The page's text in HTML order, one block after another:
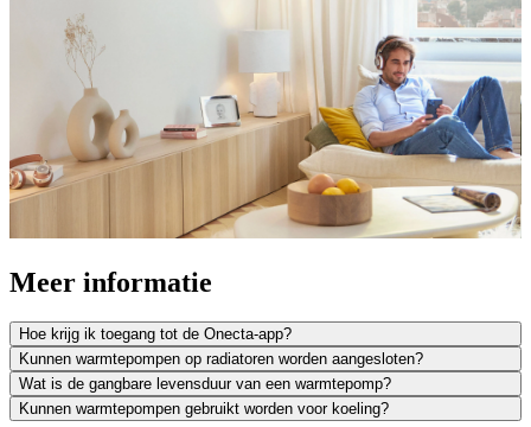
Meer informatie
Hoe krijg ik toegang tot de Onecta-app?
Kunnen warmtepompen op radiatoren worden aangesloten?
Wat is de gangbare levensduur van een warmtepomp?
Kunnen warmtepompen gebruikt worden voor koeling?